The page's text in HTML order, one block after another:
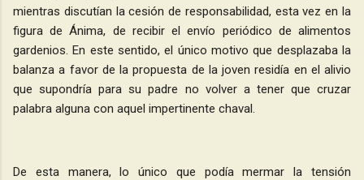
mientras discutían la cesión de responsabilidad, esta vez en la
figura de Ánima, de recibir el envío periódico de alimentos
gardenios. En este sentido, el único motivo que desplazaba la
balanza a favor de la propuesta de la joven residía en el alivio
que supondría para su padre no volver a tener que cruzar
palabra alguna con aquel impertinente chaval.
De esta manera, lo único que podía mermar la tensión